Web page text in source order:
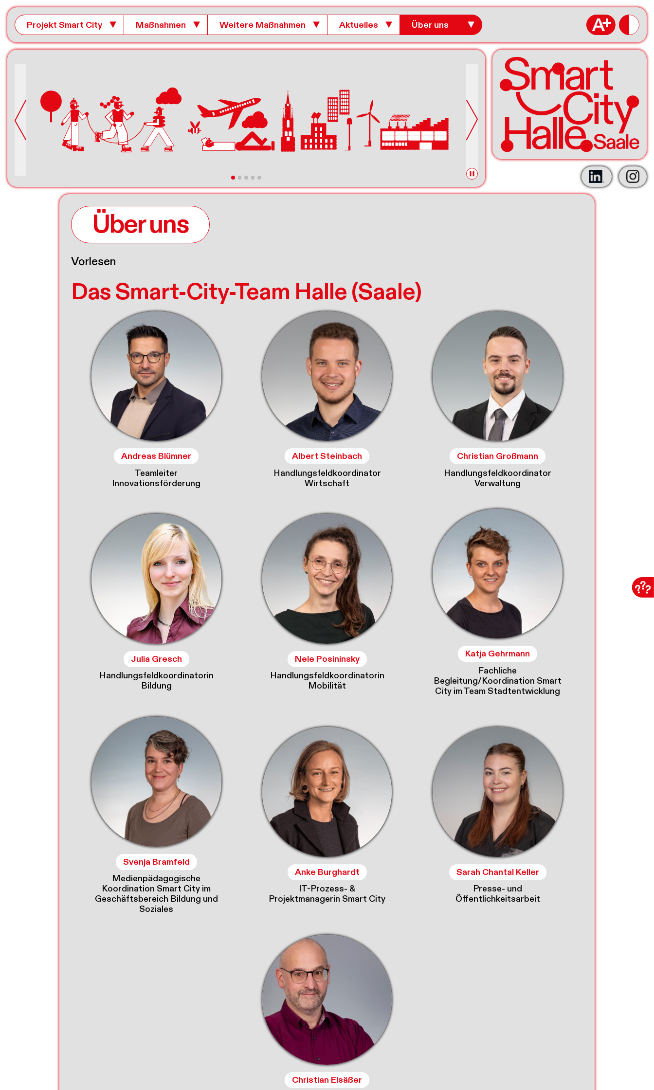
Projekt Smart City ▼ Maßnahmen ▼ Weitere Maßnahmen ▼ Aktuelles ▼ Über uns ▼
Über uns
Vorlesen
Das Smart-City-Team Halle (Saale)
Andreas Blümner
Teamleiter
Innovationsförderung
Albert Steinbach
Handlungsfeldkoordinator
Wirtschaft
Christian Großmann
Handlungsfeldkoordinator
Verwaltung
Julia Gresch
Handlungsfeldkoordinatorin
Bildung
Nele Posininsky
Handlungsfeldkoordinatorin
Mobilität
Katja Gehrmann
Fachliche
Begleitung/Koordination Smart
City im Team Stadtentwicklung
Svenja Bramfeld
Medienpädagogische
Koordination Smart City im
Geschäftsbereich Bildung und
Soziales
Anke Burghardt
IT-Prozess- &
Projektmanagerin Smart City
Sarah Chantal Keller
Presse- und
Öffentlichkeitsarbeit
Christian Elsäßer